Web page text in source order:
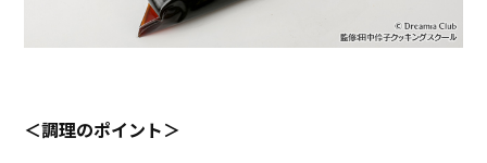
＜調理のポイント＞